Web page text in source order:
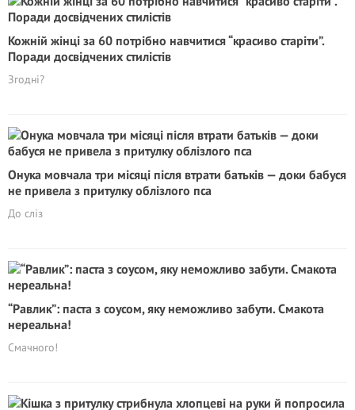
Кожній жінці за 60 потрібно навчитися “красиво старіти”.
Поради досвідчених стилістів
Згодні?
Онука мовчала три місяці після втрати батьків — доки бабуся
не привела з притулку облізлого пса
До сліз
“Равлик”: паста з соусом, яку неможливо забути. Смакота
нереальна!
Смачного!